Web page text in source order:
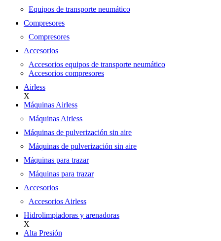
Equipos de transporte neumático
Compresores
Compresores
Accesorios
Accesorios equipos de transporte neumático
Accesorios compresores
Airless
X
Máquinas Airless
Máquinas Airless
Máquinas de pulverización sin aire
Máquinas de pulverización sin aire
Máquinas para trazar
Máquinas para trazar
Accesorios
Accesorios Airless
Hidrolimpiadoras y arenadoras
X
Alta Presión